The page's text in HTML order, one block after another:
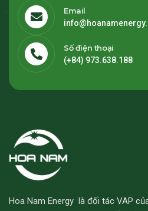
Email
Số điện thoại
(+84) 973.638.188
Hoa Nam Energy là đối tác VAP